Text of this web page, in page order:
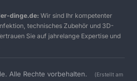
dinge.de: Wir sind Ihr kompetenter
technisches Zubehör und 3D-
Sie auf jahrelange Expertise und
Alle Rechte vorbehalten. (Erstellt am